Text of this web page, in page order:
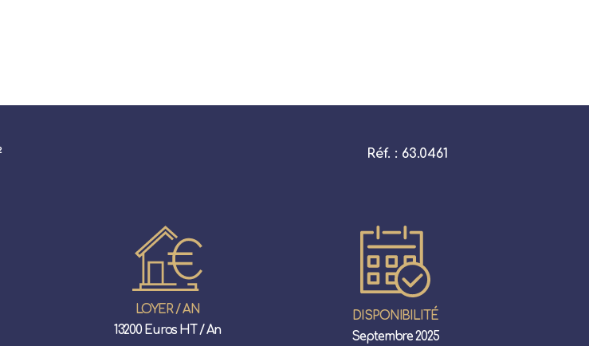
Réf. : 63.0461
LOYER / AN
13200 Euros HT / An
DISPONIBILITÉ
Septembre 2025